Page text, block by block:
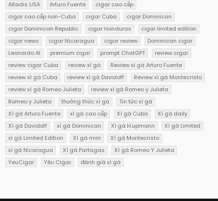
Altadis USA Arturo Fuente
cigar cao cấp
cigar cao cấp non-Cuba
cigar Cuba
cigar Dominican
cigar Dominican Republic
cigar Honduras
cigar limited edition
cigar news
cigar Nicaragua cigar review
Dominican cigar
Leonardo AI
premium cigar prompt ChatGPT
review cigar
review cigar Cuba
review xì gà
Review xì gà Arturo Fuente
review xì gà Cuba
review xì gà Davidoff
Review xì gà Montecristo
review xì gà Romeo Julieta
review xì gà Romeo y Julieta
Romeo y Julieta
thưởng thức xì gà
Tin tức xì gà
Xì gà Arturo Fuente
xì gà cao cấp Xì gà Cuba
Xì gà daily
Xì gà Davidoff
xì gà Dominican Xì gà H.upmann
Xì gà Limited
xì gà Limited Edition
Xì gà mini
Xì gà Montecristo
xì gà Nicaragua
Xì gà Partagas
Xì gà Romeo Y Julieta
YeuCigar
Yêu Cigar đánh giá xì gà